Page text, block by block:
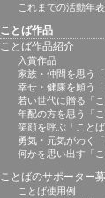
これまでの活動年表
ことば作品
ことば作品紹介
入賞作品
家族・仲間を思う「
幸せ・健康を願う「
若い世代に贈る「こ
年配の方を思う「こ
笑顔を呼ぶ「ことば
勇気・元気がわく「
何かを思い出す「こ
ことばのサポーター
ことば使用例